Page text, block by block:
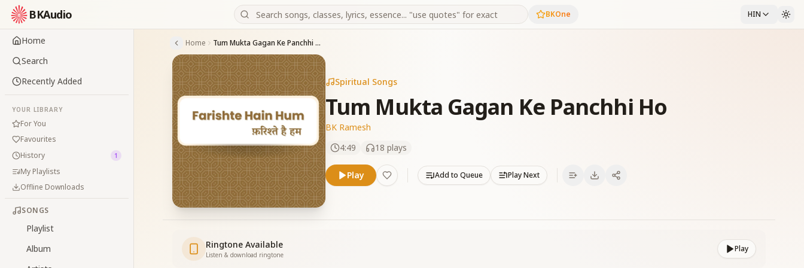
BKAudio BKOne HIN
Home
Search
Recently Added
YOUR LIBRARY
For You
Favourites
History
1
My Playlists
Offline Downloads
SONGS
Playlist
Album
Home Tum Mukta Gagan Ke Panchhi Ho
Spiritual Songs
Tum Mukta Gagan Ke Panchhi Ho
BK Ramesh
4:49
18 plays
Play Add to Queue Play Next
Ringtone Available
Listen & download ringtone
Play